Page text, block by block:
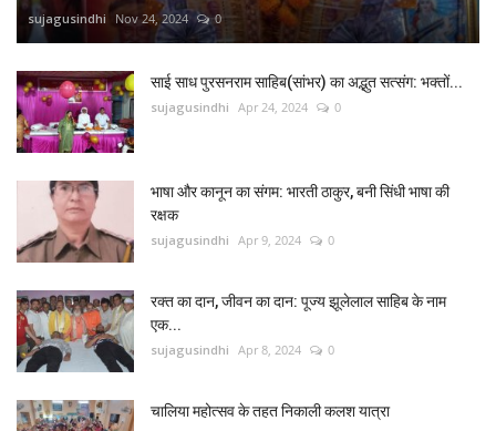
sujagusindhi Nov 24, 2024 0
साई साध पुरसनराम साहिब(सांभर) का अद्भुत सत्संग: भक्तों...
sujagusindhi Apr 24, 2024 0
भाषा और कानून का संगम: भारती ठाकुर, बनी सिंधी भाषा की
रक्षक
sujagusindhi Apr 9, 2024 0
रक्त का दान, जीवन का दान: पूज्य झूलेलाल साहिब के नाम
एक...
sujagusindhi Apr 8, 2024 0
चालिया महोत्सव के तहत निकाली कलश यात्रा